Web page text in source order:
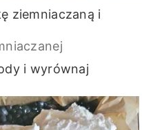
ziemniaczaną i
i wyrównaj